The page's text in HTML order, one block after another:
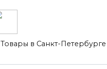
Товары в Санкт-Петербурге